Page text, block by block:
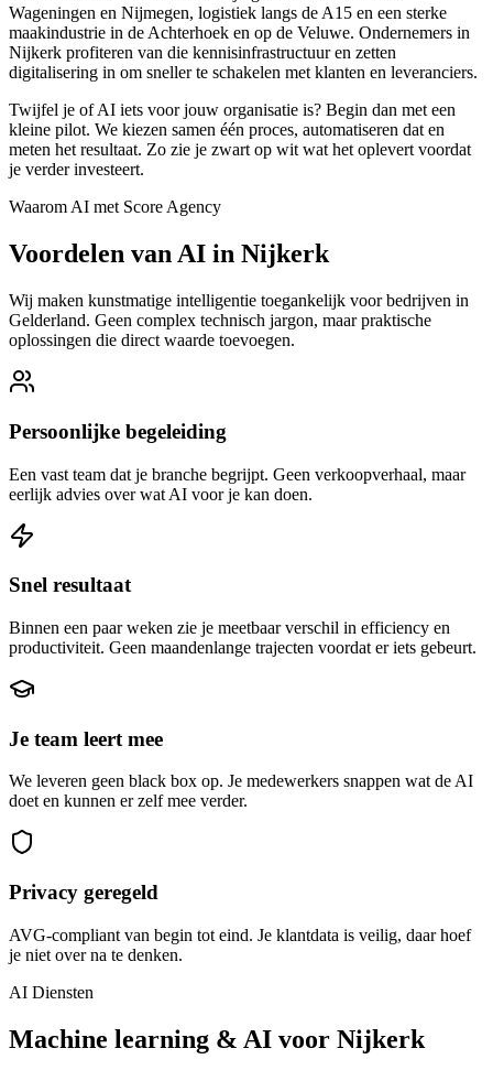
Wageningen en Nijmegen, logistiek langs de A15 en een sterke
maakindustrie in de Achterhoek en op de Veluwe. Ondernemers in
Nijkerk profiteren van die kennisinfrastructuur en zetten
digitalisering in om sneller te schakelen met klanten en leveranciers.
Twijfel je of AI iets voor jouw organisatie is? Begin dan met een
kleine pilot. We kiezen samen één proces, automatiseren dat en
meten het resultaat. Zo zie je zwart op wit wat het oplevert voordat
je verder investeert.
Waarom AI met Score Agency
Voordelen van AI in Nijkerk
Wij maken kunstmatige intelligentie toegankelijk voor bedrijven in
Gelderland. Geen complex technisch jargon, maar praktische
oplossingen die direct waarde toevoegen.
Persoonlijke begeleiding
Een vast team dat je branche begrijpt. Geen verkoopverhaal, maar
eerlijk advies over wat AI voor je kan doen.
Snel resultaat
Binnen een paar weken zie je meetbaar verschil in efficiency en
productiviteit. Geen maandenlange trajecten voordat er iets gebeurt.
Je team leert mee
We leveren geen black box op. Je medewerkers snappen wat de AI
doet en kunnen er zelf mee verder.
Privacy geregeld
AVG-compliant van begin tot eind. Je klantdata is veilig, daar hoef
je niet over na te denken.
AI Diensten
Machine learning & AI voor Nijkerk